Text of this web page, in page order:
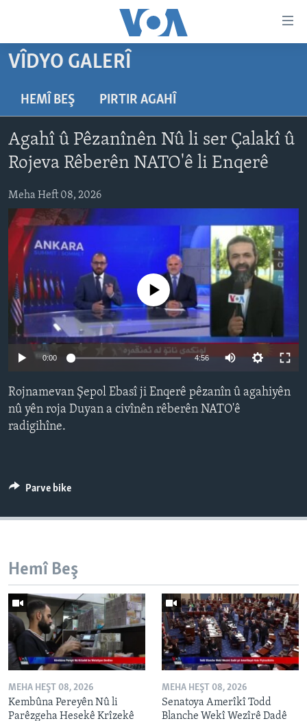
Yekser
here
naveroka
serekî
here
Malpera
serekî
Yekser
here
Lêgerînê
NÛÇE
FOTO GALERÎ
RADYO
HEVPEYVÎN
AMERÎKA
TIRKÎYE
SÛRÎYE
ÎRAQ
ÎRAN
ROJHILATA NAVÎN
CÎHAN
ÇAND Û HUNER
SERNIVÎS
Learning English
VÎDYO GALERÎ
HEMÎ BEŞ PIRTIR AGAHÎ
Agahî û Pêzanînên Nû li ser Çalakî û
Rojeva Rêberên NATO'ê li Enqerê
Meha Heft 08, 2026
No media source currently available
0:00 4:56
360p
Rojnamevan Şepol Ebasî ji Enqerê pêzanîn û agahiyên
nû yên roja Duyan a civînên rêberên NATO'ê
radigihîne.
Parve bike
Hemî Beş
MEHA HEŞT 08, 2026
Kembûna Pereyên Nû li
Parêzgeha Hesekê Krîzekê
MEHA HEŞT 08, 2026
Senatoya Amerîkî Todd
Blanche Wekî Wezîrê Dadê